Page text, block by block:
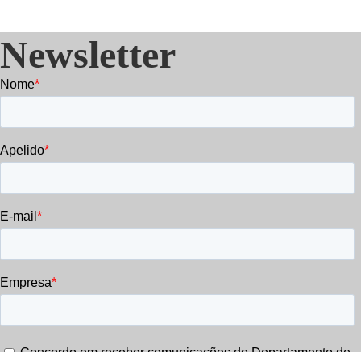
Newsletter